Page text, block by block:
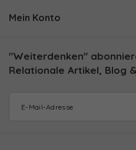
Mein Konto
"Weiterdenken"
Relationale Artikel, Blog